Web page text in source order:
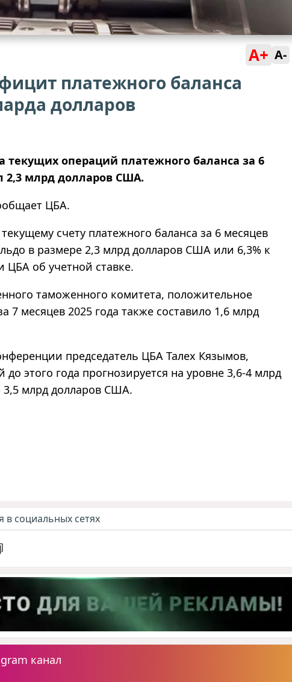
A+ A-
платежного баланса
долларов
операций платежного баланса за 6
2,3 млрд долларов США.
ЦБА.
счету платежного баланса за 6 месяцев
в размере 2,3 млрд долларов США или 6,3% к
об учетной ставке.
таможенного комитета, положительное
7 месяцев 2025 года также составило 1,6 млрд
председатель ЦБА Талех Кязымов,
этого года прогнозируется на уровне 3,6-4 млрд
3,5 млрд долларов США.
в социальных сетях
канал